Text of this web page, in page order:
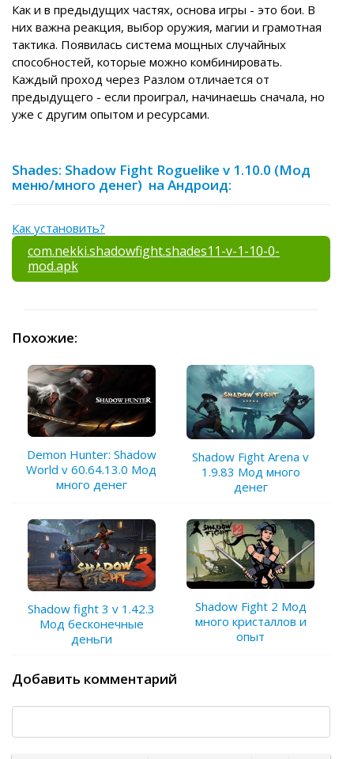
Как и в предыдущих частях, основа игры - это бои. В
них важна реакция, выбор оружия, магии и грамотная
тактика. Появилась система мощных случайных
способностей, которые можно комбинировать.
Каждый проход через Разлом отличается от
предыдущего - если проиграл, начинаешь сначала, но
уже с другим опытом и ресурсами.
Shades: Shadow Fight Roguelike v 1.10.0 (Мод
меню/много денег) на Андроид:
Как установить?
com.nekki.shadowfight.shades11-v-1-10-0-
mod.apk
Похожие:
Demon Hunter: Shadow
World v 60.64.13.0 Мод
много денег
Shadow Fight Arena v
1.9.83 Мод много
денег
Shadow fight 3 v 1.42.3
Мод бесконечные
деньги
Shadow Fight 2 Мод
много кристаллов и
опыт
Добавить комментарий